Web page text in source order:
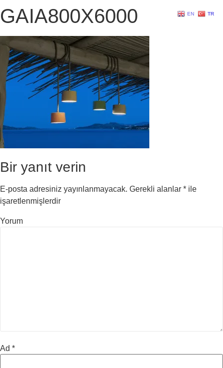
GAIA800X6000
Bir yanıt verin
E-posta adresiniz yayınlanmayacak. Gerekli alanlar * ile
işaretlenmişlerdir
Yorum
Ad *
EN TR